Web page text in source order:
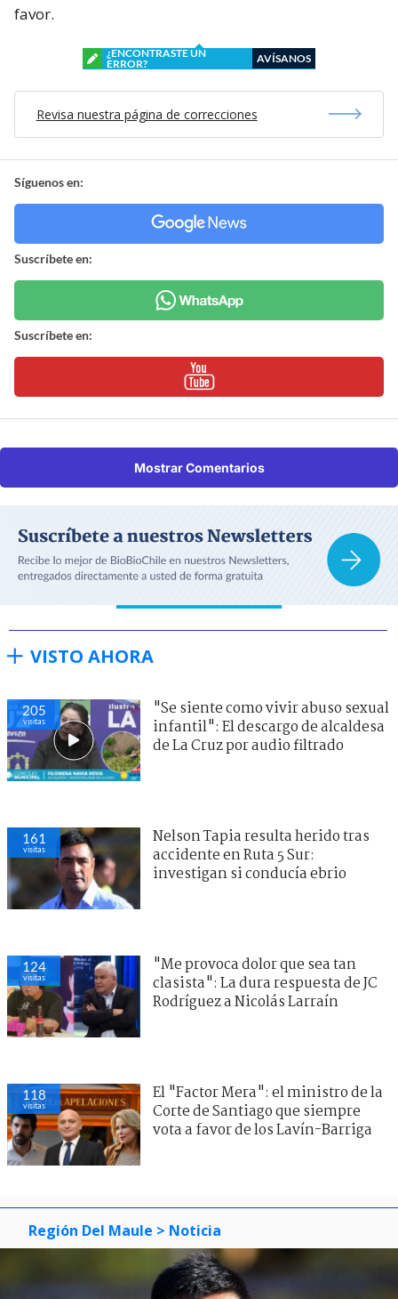
favor.
¿ENCONTRASTE UN
ERROR?
AVÍSANOS
Revisa nuestra página de correcciones
Síguenos en:
Suscríbete en:
Suscríbete en:
Mostrar Comentarios
VISTO AHORA
205
visitas
"Se siente como vivir abuso sexual
infantil": El descargo de alcaldesa
de La Cruz por audio filtrado
161
visitas
Nelson Tapia resulta herido tras
accidente en Ruta 5 Sur:
investigan si conducía ebrio
124
visitas
"Me provoca dolor que sea tan
clasista": La dura respuesta de JC
Rodríguez a Nicolás Larraín
118
visitas
El "Factor Mera": el ministro de la
Corte de Santiago que siempre
vota a favor de los Lavín-Barriga
Región Del Maule > Noticia